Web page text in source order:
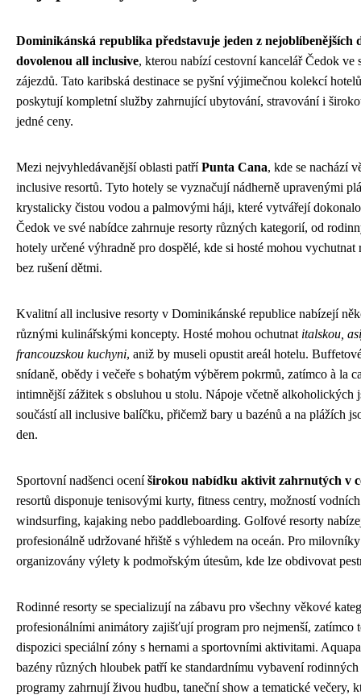
Dominikánská republika představuje jeden z nejoblíbenějších
dovolenou all inclusive, kterou nabízí cestovní kancelář Čedok ve
zájezdů. Tato karibská destinace se pyšní výjimečnou kolekcí
poskytují kompletní služby zahrnující ubytování, stravování i
jedné ceny.
Mezi nejvyhledávanější oblasti patříPunta Cana, kde se nachází
inclusive resortů. Tyto hotely se vyznačují nádherně upravenými
krystalicky čistou vodou a palmovými háji, které vytvářejí
Čedok ve své nabídce zahrnuje resorty různých kategorií, od
hotely určené výhradně pro dospělé, kde si hosté mohou vychutnat
bez rušení dětmi.
Kvalitní all inclusive resorty v Dominikánské republice nabízejí
různými kulinářskými koncepty. Hosté mohou ochutnat italskou,
francouzskou kuchyni, aniž by museli opustit areál hotelu.
snídaně, obědy i večeře s bohatým výběrem pokrmů, zatímco à la
intimnější zážitek s obsluhou u stolu. Nápoje včetně alkoholických
součástí all inclusive balíčku, přičemž bary u bazénů a na plážích
den.
Sportovní nadšenci oceníširokou nabídku aktivit zahrnutých v
resortů disponuje tenisovými kurty, fitness centry, možností
windsurfing, kajaking nebo paddleboarding. Golfové resorty
profesionálně udržované hřiště s výhledem na oceán. Pro
organizovány výlety k podmořským útesům, kde lze obdivovat
Rodinné resorty se specializují na zábavu pro všechny věkové
profesionálními animátory zajišťují program pro nejmenší, zatímco
dispozici speciální zóny s hernami a sportovními aktivitami.
bazény různých hloubek patří ke standardnímu vybavení
programy zahrnují živou hudbu, taneční show a tematické večery,